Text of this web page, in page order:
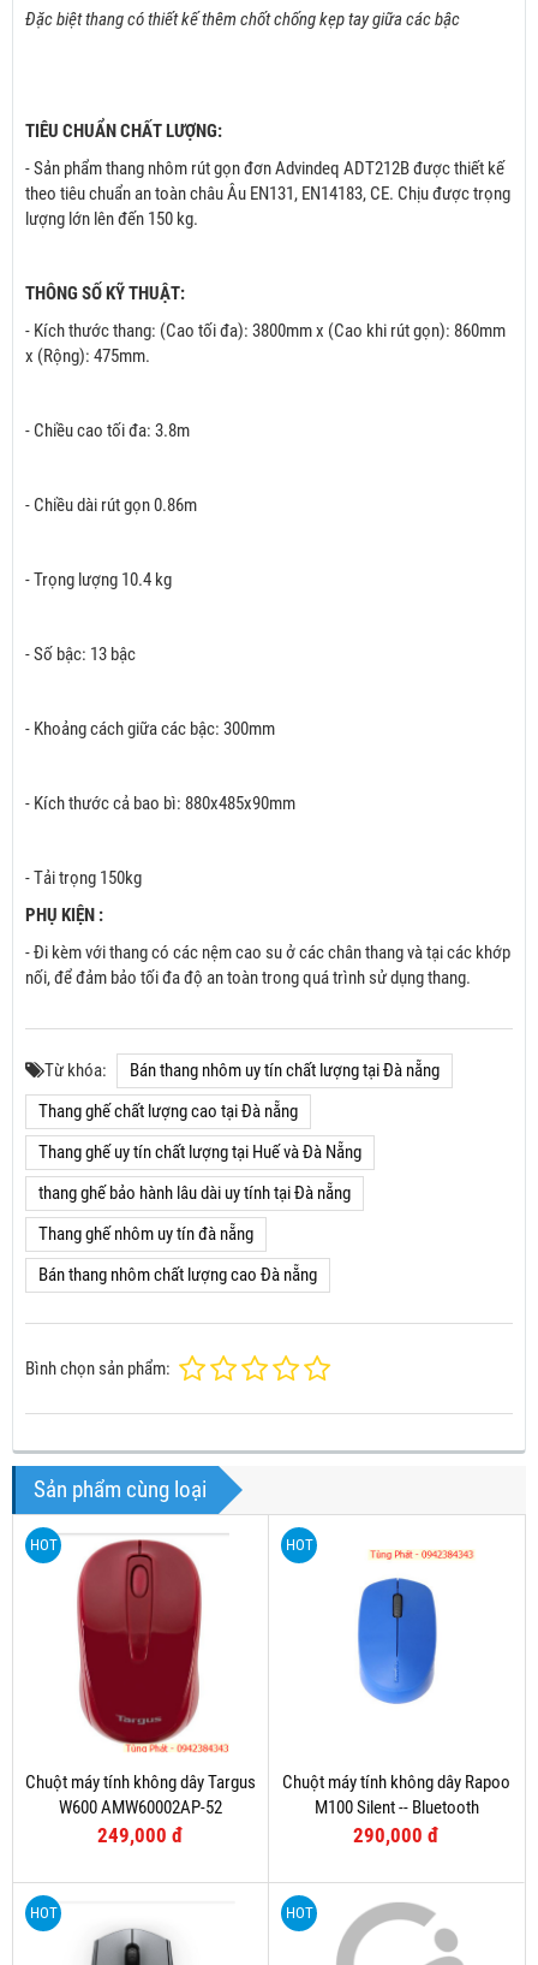
Thang được chế tạo từ nhôm cao cấp, bền bỉ hơn các dòng thang cùng
Đặc biệt thang có thiết kế thêm chốt chống kẹp tay giữa các bậc
TIÊU CHUẨN CHẤT LƯỢNG:
- Sản phẩm thang nhôm rút gọn đơn Advindeq ADT212B được thiết kế
theo tiêu chuẩn an toàn châu Âu EN131, EN14183, CE. Chịu được trọng
lượng lớn lên đến 150 kg.
THÔNG SỐ KỸ THUẬT:
- Kích thước thang: (Cao tối đa): 3800mm x (Cao khi rút gọn): 860mm
x (Rộng): 475mm.
- Chiều dài rút gọn 0.86m